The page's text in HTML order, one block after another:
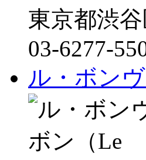
東京都渋
03-6277-
ル・ボン